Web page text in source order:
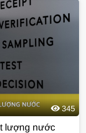
345
lượng nước